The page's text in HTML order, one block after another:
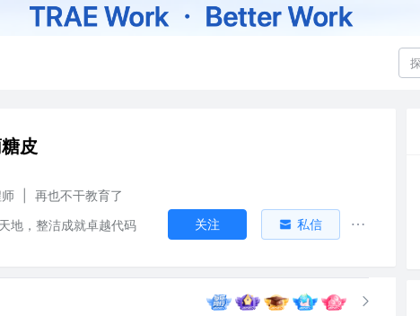
皮
再也不干教育了
地，整洁成就卓越代码
关注 私信